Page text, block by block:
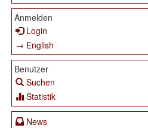
Anmelden
Login
→ English
Benutzer
Suchen
Statistik
News